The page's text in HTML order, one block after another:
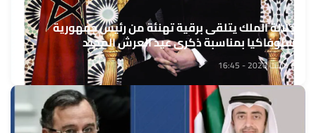
جلالة الملك يتلقى برقية تهنئة من رئيس جمهورية
سلوفاكيا بمناسبة ذكرى عيد العرش المجيد
6 غشت 2026 - 16:45